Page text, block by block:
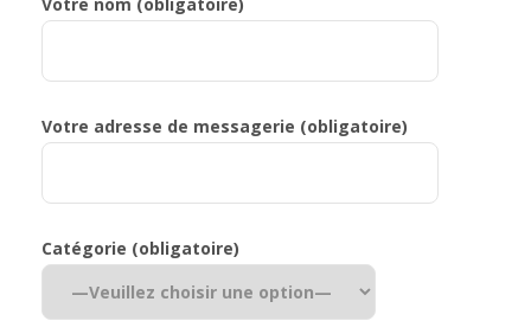
Votre adresse de messagerie (obligatoire)
Catégorie (obligatoire)